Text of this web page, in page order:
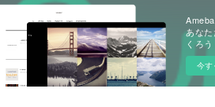
あな
くろう
今す